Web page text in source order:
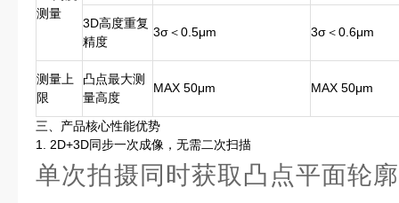
测量
3D高度重复
精度
3σ＜0.5μm 3σ＜0.6μm
测量上
限
凸点最大测
量高度
MAX 50μm MAX 50μm
三、产品核心性能优势
1. 2D+3D同步一次成像，无需二次扫描
单次拍摄同时获取凸点平面轮